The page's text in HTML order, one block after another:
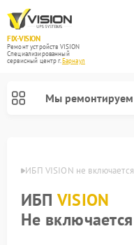
FIX-VISION
Ремонт устройств VISION
Специализированный
cервисный центр г.Барнаул
Мы ремонтируем
ИБП VISION не включается
ИБП VISION
Не включается